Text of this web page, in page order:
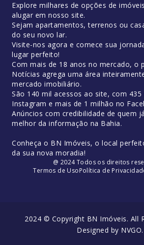
Explore milhares de opções de
alugar em nosso site.
Sejam apartamentos, terrenos ou
do seu novo lar.
Visite-nos agora e comece sua
lugar perfeito!
Com mais de 18 anos no mercado, o
Notícias agrega uma área
mercado imobiliário.
São 140 mil acessos ao site, com
Instagram e mais de 1 milhão no
Anúncios com credibilidade de quem
melhor da informação na Bahia.
Conheça o BN Imóveis, o local
da sua nova moradia!
@ 2024 Todos os direitos
Termos de UsoPolítica de
2024 © Copyright BN Imóveis. All
Designed by NVGO.